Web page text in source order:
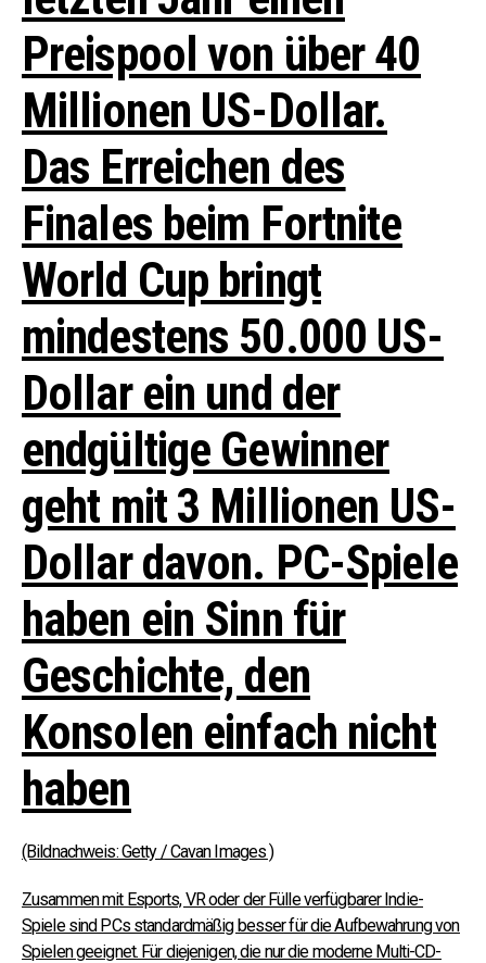
Preispool von über 40
Millionen US-Dollar.
Das Erreichen des
Finales beim Fortnite
World Cup bringt
mindestens 50.000 US-
Dollar ein und der
endgültige Gewinner
geht mit 3 Millionen US-
Dollar davon. PC-Spiele
haben ein Sinn für
Geschichte, den
Konsolen einfach nicht
haben
(Bildnachweis: Getty / Cavan Images )
Zusammen mit Esports, VR oder der Fülle verfügbarer Indie-
Spiele sind PCs standardmäßig besser für die Aufbewahrung von
Spielen geeignet. Für diejenigen, die nur die moderne Multi-CD-